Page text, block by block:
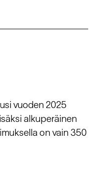
vuoden 2025
alkuperäinen
on vain 350